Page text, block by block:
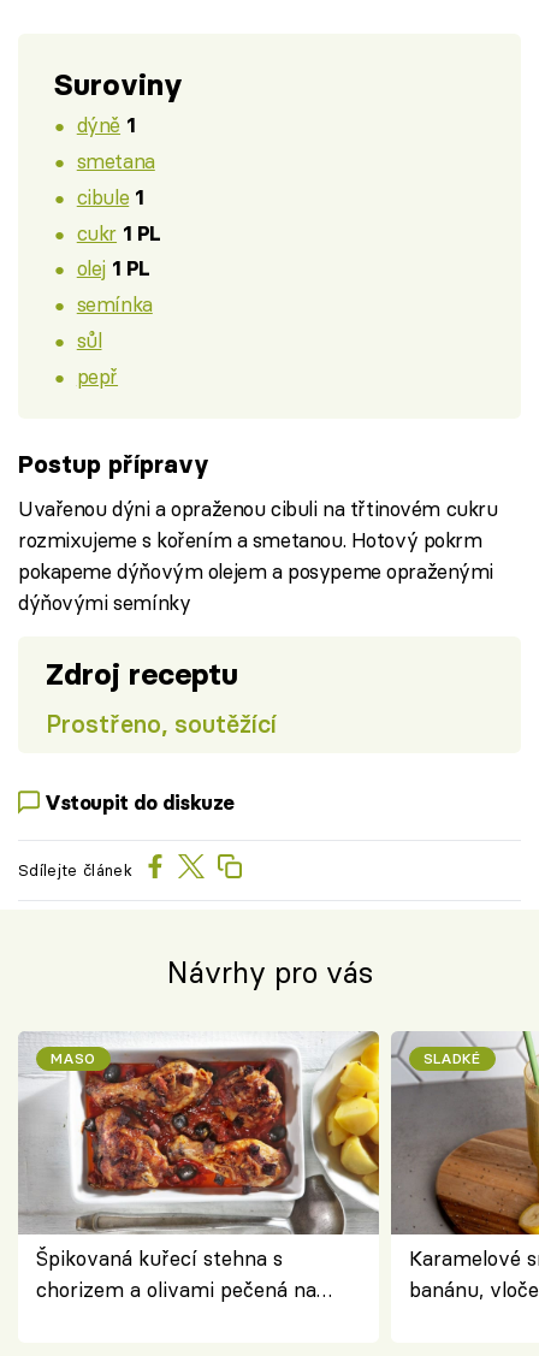
Suroviny
dýně 1
smetana
cibule 1
cukr 1 PL
olej 1 PL
semínka
sůl
pepř
Postup přípravy
Uvařenou dýni a opraženou cibuli na třtinovém cukru
rozmixujeme s kořením a smetanou. Hotový pokrm
pokapeme dýňovým olejem a posypeme opraženými
dýňovými semínky
Zdroj receptu
Prostřeno, soutěžící
Vstoupit do diskuze
Sdílejte článek
Návrhy pro vás
MASO
Špikovaná kuřecí stehna s
chorizem a olivami pečená na
SLADKÉ
Karamelové
banánu,